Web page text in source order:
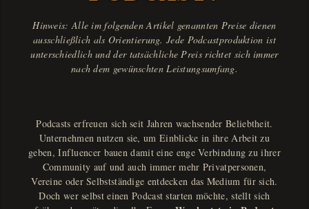
Hinweis: Alle im folgenden Artikel genannten Preise dienen
ausschließlich als Orientierung. Jede Podcastproduktion ist
unterschiedlich und der tatsächliche Preis richtet sich immer
nach dem gewünschten Leistungsumfang.
Podcasts erfreuen sich seit Jahren wachsender Beliebtheit.
Unternehmen nutzen sie, um Einblicke in ihre Arbeit zu
geben, Influencer bauen damit eine enge Verbindung zu ihrer
Community auf und auch immer mehr Privatpersonen,
Vereine oder Selbstständige entdecken das Medium für sich.
Doch wer selbst einen Podcast starten möchte, stellt sich